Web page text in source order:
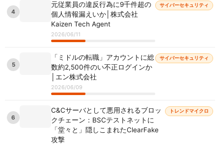
4
元従業員の違反行為に9千件超の
個人情報漏えいか│株式会社
Kaizen Tech Agent
2026/06/11
サイバーセキュリティ
5
「ミドルの転職」アカウントに総
数約2,500件のい不正ログインか
│エン株式会社
2026/06/09
サイバーセキュリティ
6
C&Cサーバとして悪用されるブロッ
クチェーン：BSCテストネットに
「堂々と」隠しこまれたClearFake
攻撃
トレンドマイクロ